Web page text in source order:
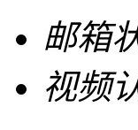
邮箱
视频